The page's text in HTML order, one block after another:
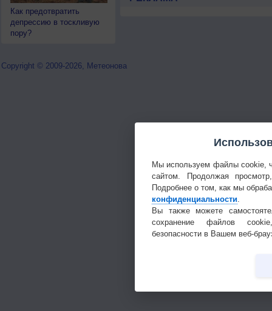
Как предотвратить
депрессию в тоскливую
пору?
Copyright © 2009-2026, Метеонова
Мы используем файлы cookie,
сайтом. Продолжая
Подробнее о том, как мы
конфиденциальности.
Вы также можете
сохранение файлов
безопасности в Вашем веб-